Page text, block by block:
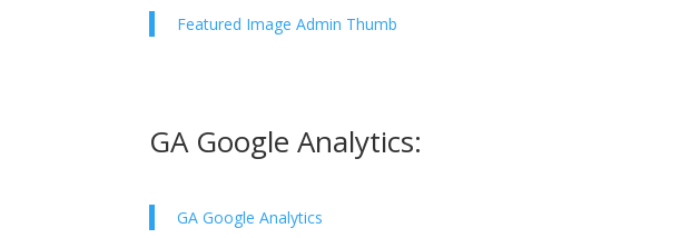
Featured Image Admin Thumb
GA Google Analytics:
GA Google Analytics